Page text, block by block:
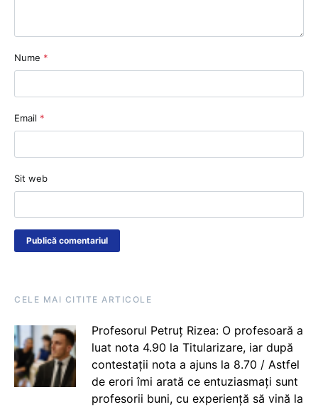
Nume *
Email *
Sit web
CELE MAI CITITE ARTICOLE
Profesorul Petruț Rizea: O profesoară a
luat nota 4.90 la Titularizare, iar după
contestații nota a ajuns la 8.70 / Astfel
de erori îmi arată ce entuziasmați sunt
profesorii buni, cu experiență să vină la